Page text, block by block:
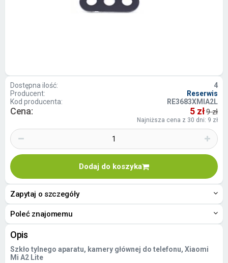
Dostępna ilość:
4
Producent:
Reserwis
Kod producenta:
RE3683XMIA2L
Cena: 5 zł9 zł
Najniższa cena z 30 dni: 9 zł
Dodaj do koszyka
Zapytaj o szczegóły
Poleć znajomemu
Opis
Szkło tylnego aparatu, kamery głównej do telefonu, Xiaomi
Mi A2 Lite